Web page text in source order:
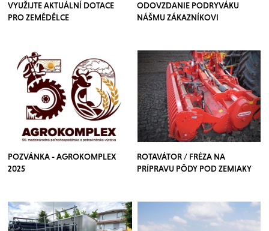
VYUŽIJTE AKTUÁLNÍ DOTACE
PRO ZEMĚDĚLCE
ODOVZDANIE PODRYVÁKU
NÁŠMU ZÁKAZNÍKOVI
POZVÁNKA - AGROKOMPLEX
2025
ROTAVÁTOR / FRÉZA NA
PRÍPRAVU PÔDY POD ZEMIAKY